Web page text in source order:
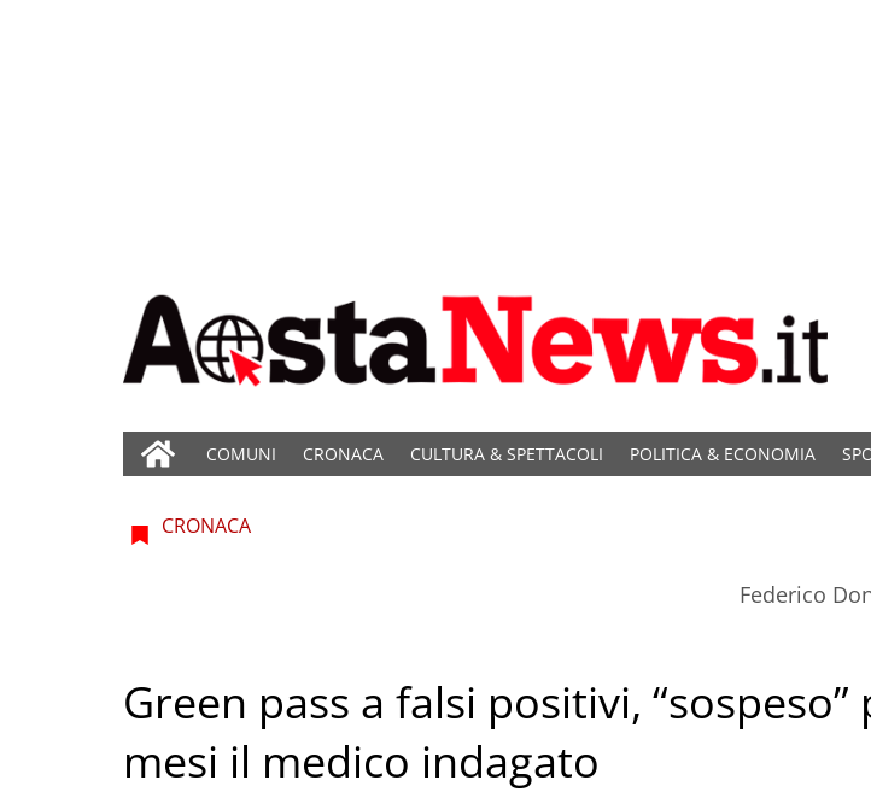
COMUNI CRONACA CULTURA & SPETTACOLI POLITICA & ECONOMIA
CRONACA
Federico
Green pass a falsi positivi, “sospeso”
mesi il medico indagato